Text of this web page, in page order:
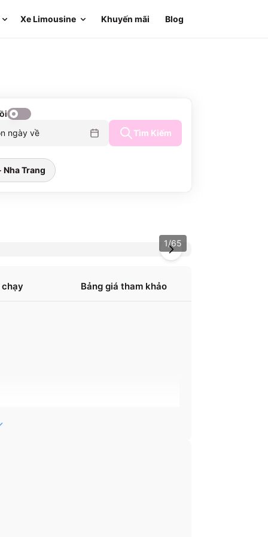
Xe Limousine Khuyến mãi Blog
ngày về
Tìm Kiếm
Nha Trang
1/65
chạy Bảng giá tham khảo